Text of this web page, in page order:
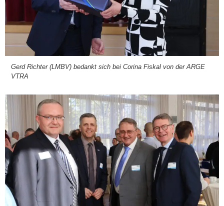
Gerd Rich­ter (LMBV) bedankt sich bei Cori­na Fis­kal von der ARGE
VTRA